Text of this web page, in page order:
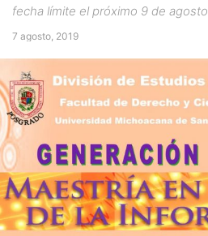
fecha límite el próximo 9 de agosto
7 agosto, 2019